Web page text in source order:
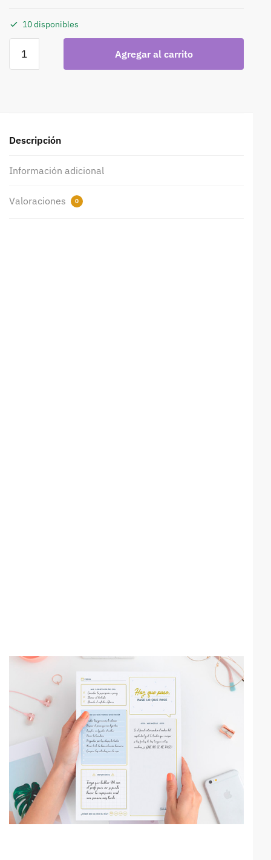
10 disponibles
Agregar al carrito
Descripción
Información adicional
Valoraciones 0